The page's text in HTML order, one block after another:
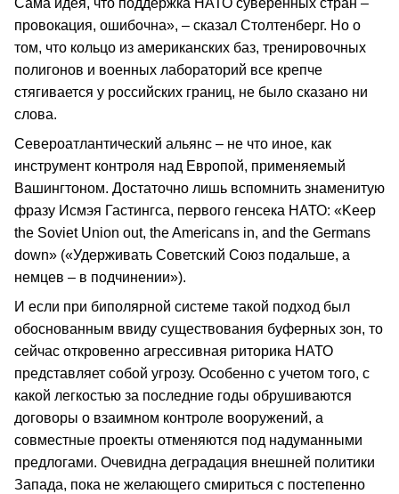
Сама идея, что поддержка НАТО суверенных стран –
провокация, ошибочна», – сказал Столтенберг. Но о
том, что кольцо из американских баз, тренировочных
полигонов и военных лабораторий все крепче
стягивается у российских границ, не было сказано ни
слова.
Североатлантический альянс – не что иное, как
инструмент контроля над Европой, применяемый
Вашингтоном. Достаточно лишь вспомнить знаменитую
фразу Исмэя Гастингса, первого генсека НАТО: «Keep
the Soviet Union out, the Americans in, and the Germans
down» («Удерживать Советский Союз подальше, а
немцев – в подчинении»).
И если при биполярной системе такой подход был
обоснованным ввиду существования буферных зон, то
сейчас откровенно агрессивная риторика НАТО
представляет собой угрозу. Особенно с учетом того, с
какой легкостью за последние годы обрушиваются
договоры о взаимном контроле вооружений, а
совместные проекты отменяются под надуманными
предлогами. Очевидна деградация внешней политики
Запада, пока не желающего смириться с постепенно